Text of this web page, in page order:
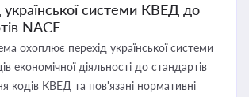
української системи КВЕД до
NACE
охоплює перехід української системи
економічної діяльності до стандартів
кодів КВЕД та пов'язані нормативні